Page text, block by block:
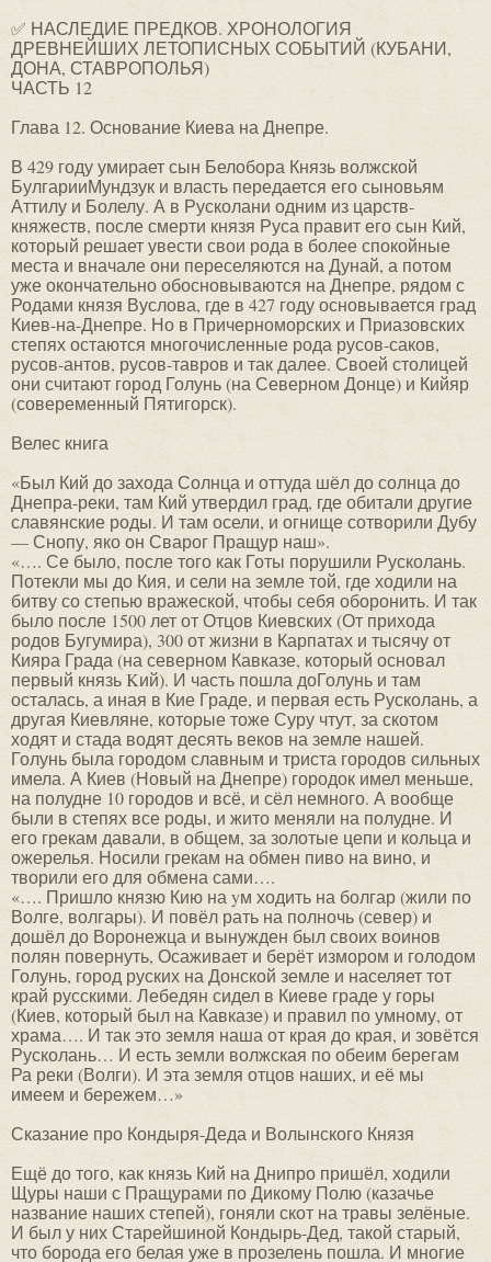
✅ НАСЛЕДИЕ ПРЕДКОВ. ХРОНОЛОГИЯ
ДРЕВНЕЙШИХ ЛЕТОПИСНЫХ СОБЫТИЙ (КУБАНИ,
ДОНА, СТАВРОПОЛЬЯ)
ЧАСТЬ 12
Глава 12. Основание Киева на Днепре.
В 429 году умирает сын Белобора Князь волжской
БулгарииМундзук и власть передается его сыновьям
Аттилу и Болелу. А в Русколани одним из царств-
княжеств, после смерти князя Руса правит его сын Кий,
который решает увести свои рода в более спокойные
места и вначале они переселяются на Дунай, а потом
уже окончательно обосновываются на Днепре, рядом с
Родами князя Вуслова, где в 427 году основывается град
Киев-на-Днепре. Но в Причерноморских и Приазовских
степях остаются многочисленные рода русов-саков,
русов-антов, русов-тавров и так далее. Своей столицей
они считают город Голунь (на Северном Донце) и Кийяр
(совеременный Пятигорск).
Велес книга
«Был Кий до захода Солнца и оттуда шёл до солнца до
Днепра-реки, там Кий утвердил град, где обитали другие
славянские роды. И там осели, и огнище сотворили Дубу
— Снопу, яко он Сварог Пращур наш».
«…. Се было, после того как Готы порушили Русколань.
Потекли мы до Кия, и сели на земле той, где ходили на
битву со степью вражеской, чтобы себя оборонить. И так
было после 1500 лет от Отцов Киевских (От прихода
родов Бугумира), 300 от жизни в Карпатах и тысячу от
Кияра Града (на северном Кавказе, который основал
первый князь Kий). И часть пошла доГолунь и там
осталась, а иная в Кие Граде, и первая есть Русколань, а
другая Киевляне, которые тоже Суру чтут, за скотом
ходят и стада водят десять веков на земле нашей.
Голунь была городом славным и триста городов сильных
имела. А Киев (Новый на Днепре) городок имел меньше,
на полудне 10 городов и всё, и сёл немного. А вообще
были в степях все роды, и жито меняли на полудне. И
его грекам давали, в общем, за золотые цепи и кольца и
ожерелья. Носили грекам на обмен пиво на вино, и
творили его для обмена сами….
«…. Пришло князю Кию на yм ходить на болгар (жили по
Волге, волгары). И повёл рать на полночь (север) и
дошёл до Воронежца и вынужден был своих воинов
полян повернуть, Осаживает и берёт измором и голодом
Голунь, город руских на Донской земле и населяет тот
край русскими. Лебедян сидел в Киеве граде у горы
(Киев, который был на Кавказе) и правил по умному, от
храма…. И так это земля наша от края до края, и зовётся
Русколань… И есть земли волжская по обеим берегам
Ра реки (Волги). И эта земля отцов наших, и её мы
имеем и бережем…»
Сказание про Кондыря-Деда и Волынского Князя
Ещё до того, как князь Кий на Днипро пришёл, ходили
Щуры наши с Пращурами по Дикому Полю (казачье
название наших степей), гоняли скот на травы зелёные.
И был у них Старейшиной Кондырь-Дед, такой старый,
что борода его белая уже в прозелень пошла. И многие